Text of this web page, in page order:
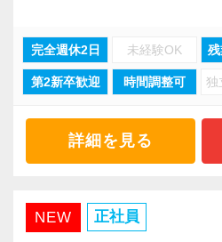
【ストレスは半分、やり
「がんばり」を無駄にしま
資格や担当数などは正当
っかり還元しています。
評価軸も1つではないので
ト」を取得しています。
重視の採用です！】
2015年12月に税理士法人
お客様は上場を目指すス
で、法人化以来、毎年15%
ています。
要なサポートができるの
「スタートアップ支援No1
人」と言ってくださるお
私たちと一緒に熱い思い
指せる仲間を募集します。
若い会社とビジネスを共
さが実感でき、自分の成
完全週休2日 未経験OK
第2新卒歓迎 時間調整可 独
詳細を見る
NEW 正社員